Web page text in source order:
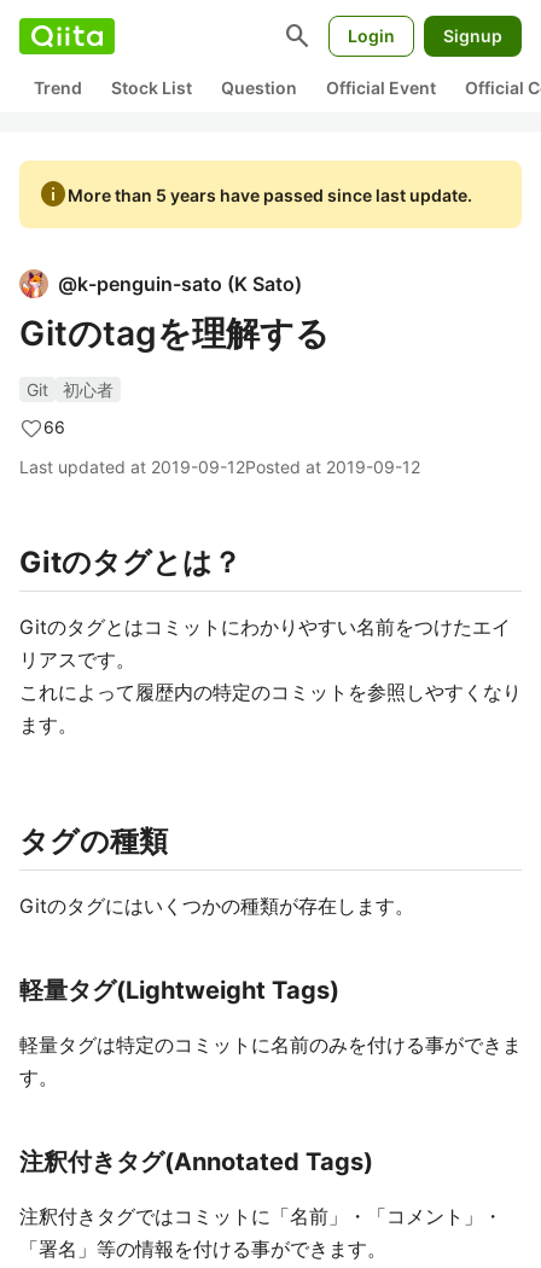
search Login Signup
Trend Stock List Question Official Event Official
infoMore than 5 years have passed since last update.
@k-penguin-sato (K Sato)
Gitのtagを理解する
Git
初心者
66
Last updated at 2019-09-12Posted at 2019-09-12
Gitのタグとは？
Gitのタグとはコミットにわかりやすい名前をつけたエイ
リアスです。
これによって履歴内の特定のコミットを参照しやすくなり
ます。
タグの種類
Gitのタグにはいくつかの種類が存在します。
軽量タグ(Lightweight Tags)
軽量タグは特定のコミットに名前のみを付ける事ができま
す。
注釈付きタグ(Annotated Tags)
注釈付きタグではコミットに「名前」・「コメント」・
「署名」等の情報を付ける事ができます。